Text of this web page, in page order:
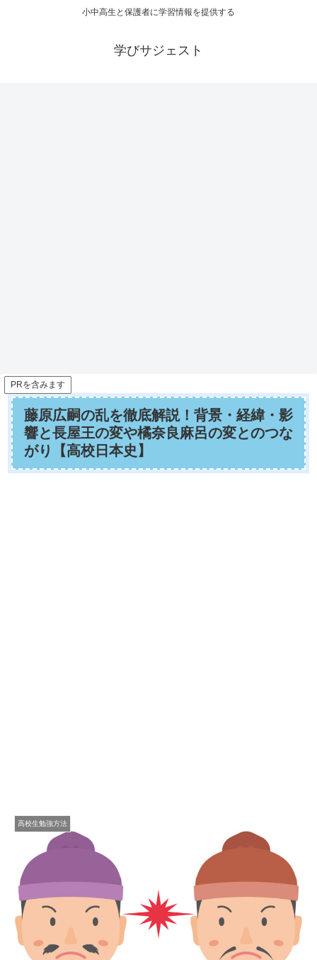
小中高生と保護者に学習情報を提供する
学びサジェスト
PRを含みます
藤原広嗣の乱を徹底解説！背景・経緯・影
響と長屋王の変や橘奈良麻呂の変とのつな
がり【高校日本史】
高校生勉強方法